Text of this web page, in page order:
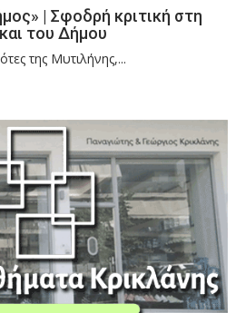
| Σφοδρή κριτική στη
του Δήμου
της Μυτιλήνης,...